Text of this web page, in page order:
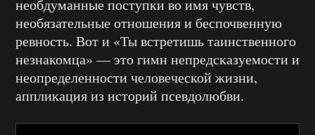
необдуманные поступки во имя чувств,
необязательные отношения и беспочвенную
ревность. Вот и «Ты встретишь таинственного
незнакомца» — это гимн непредсказуемости и
неопределенности человеческой жизни,
аппликация из историй псевдолюбви.